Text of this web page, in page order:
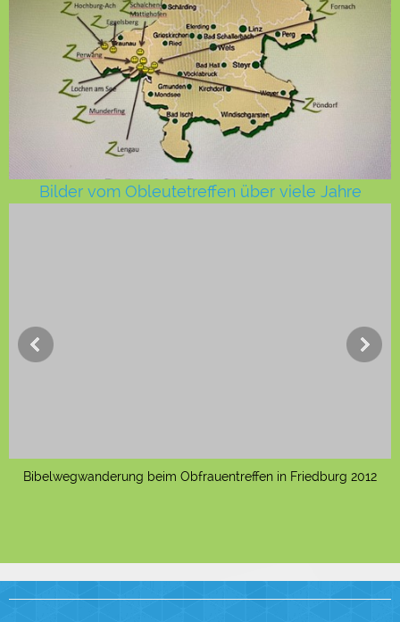
Bilder vom Obleutetreffen über viele Jahre
Bibelwegwanderung beim Obfrauentreffen in Friedburg 2012